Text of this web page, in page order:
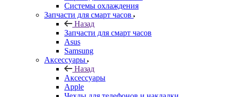
Системы охлаждения
Запчасти для смарт часов
Назад
Запчасти для смарт часов
Asus
Samsung
Аксессуары
Назад
Аксессуары
Apple